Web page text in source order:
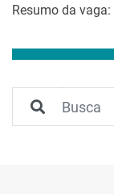
Resumo da vaga: